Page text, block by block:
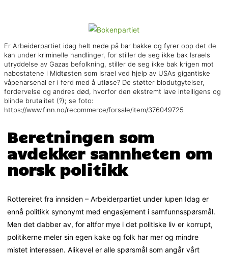
Er Arbeiderpartiet idag helt nede på bar bakke og fyrer opp det de
kan under kriminelle handlinger, for stiller de seg ikke bak Israels
utryddelse av Gazas befolkning, stiller de seg ikke bak krigen mot
nabostatene i Midtøsten som Israel ved hjelp av USAs gigantiske
våpenarsenal er i ferd med å utløse? De støtter blodutgytelser,
fordervelse og andres død, hvorfor den ekstremt lave intelligens og
blinde brutalitet (?); se foto:
https://www.finn.no/recommerce/forsale/item/376049725
Beretningen som
avdekker sannheten om
norsk politikk
Rottereiret fra innsiden – Arbeiderpartiet under lupen Idag er
ennå politikk synonymt med engasjement i samfunnsspørsmål.
Men det dabber av, for altfor mye i det politiske liv er korrupt,
politikerne meler sin egen kake og folk har mer og mindre
mistet interessen. Alikevel er alle spørsmål som angår vårt